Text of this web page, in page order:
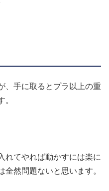
、手に取るとプラ以上の重
。
れてやれば動かすには楽に
然問題ないと思います。